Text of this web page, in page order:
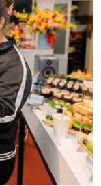
ỦNG HỘ
PHỐI CÁC